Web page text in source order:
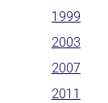
1999
2003
2007
2011